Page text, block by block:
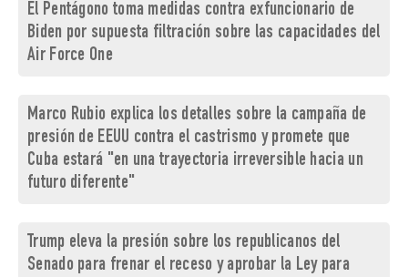
El Pentágono toma medidas contra exfuncionario de
Biden por supuesta filtración sobre las capacidades del
Air Force One
Marco Rubio explica los detalles sobre la campaña de
presión de EEUU contra el castrismo y promete que
Cuba estará "en una trayectoria irreversible hacia un
futuro diferente"
Trump eleva la presión sobre los republicanos del
Senado para frenar el receso y aprobar la Ley para